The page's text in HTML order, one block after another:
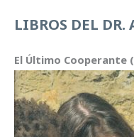
í
e
o
H
V
O
:
LIBROS DEL DR.
El Último Cooperante